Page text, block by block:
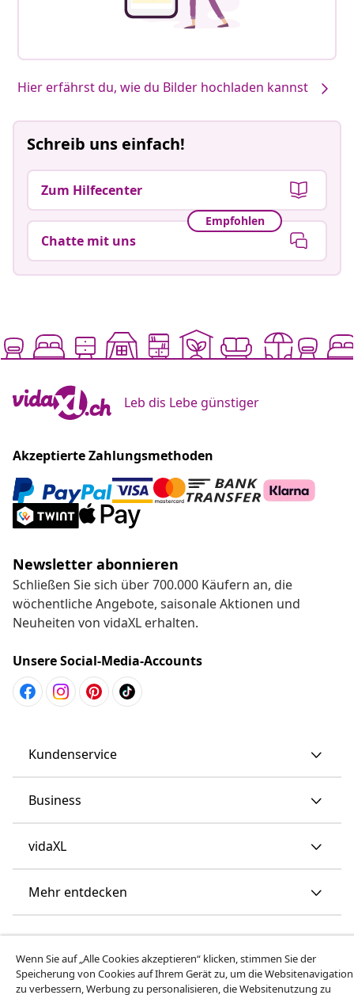
Hier erfährst du, wie du Bilder hochladen kannst
Schreib uns einfach!
Zum Hilfecenter
Empfohlen
Chatte mit uns
Leb dis Lebe günstiger
Akzeptierte Zahlungsmethoden
Newsletter abonnieren
Schließen Sie sich über 700.000 Käufern an, die
wöchentliche Angebote, saisonale Aktionen und
Neuheiten von vidaXL erhalten.
Unsere Social-Media-Accounts
Kundenservice
Business
vidaXL
Mehr entdecken
Wenn Sie auf „Alle Cookies akzeptieren“ klicken, stimmen Sie der
Speicherung von Cookies auf Ihrem Gerät zu, um die Websitenavigation
zu verbessern, Werbung zu personalisieren, die Websitenutzung zu